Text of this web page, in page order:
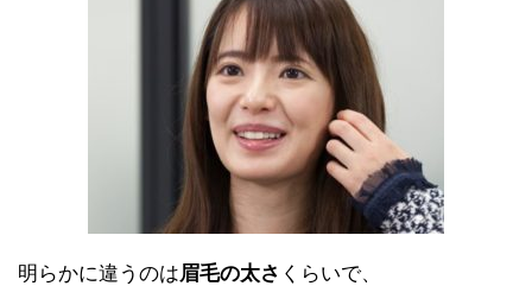
明らかに違うのは眉毛の太さ くらいで、